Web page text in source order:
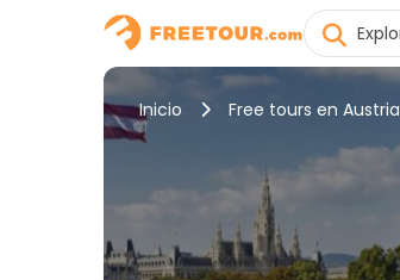
Inicio Free tours en Austria